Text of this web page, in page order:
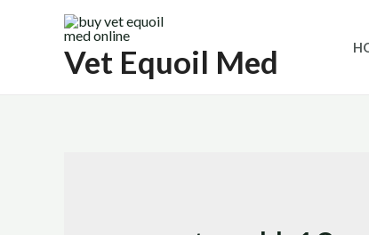
Vet Equoil Med